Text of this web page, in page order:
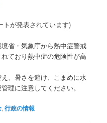
トが発表されています)
省・気象庁から熱中症警戒
ており熱中症の危険性が高
、暑さを避け、こまめに水
理に注意してください。
,行政の情報